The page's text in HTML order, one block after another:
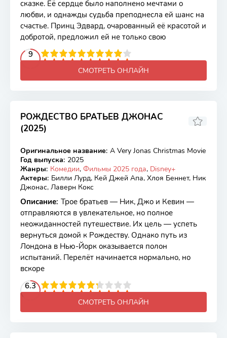
сказке. Её сердце было наполнено мечтами о
любви, и однажды судьба преподнесла ей шанс на
счастье. Принц Эдвард, очарованный её красотой и
добротой, предложил ей не только свою
9
4 5 6 7 8 9 10
СМОТРЕТЬ ОНЛАЙН
РОЖДЕСТВО БРАТЬЕВ ДЖОНАС
(2025)
WEB-DL
Оригинальное название: A Very Jonas Christmas Movie
Год выпуска: 2025
Жанры: Комедии, Фильмы 2025 года, Disney+
Актеры: Билли Лурд, Кей Джей Апа, Хлоя Беннет, Ник
Джонас, Лаверн Кокс
Описание: Трое братьев — Ник, Джо и Кевин —
отправляются в увлекательное, но полное
неожиданностей путешествие. Их цель — успеть
вернуться домой к Рождеству. Однако путь из
Лондона в Нью-Йорк оказывается полон
испытаний. Перелёт начинается нормально, но
вскоре
6.3
4 5 6 7 8 9 10
СМОТРЕТЬ ОНЛАЙН